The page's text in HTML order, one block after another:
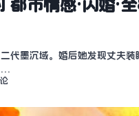
都市情感·闪婚·
墨沉域。婚后她发现丈夫装
…